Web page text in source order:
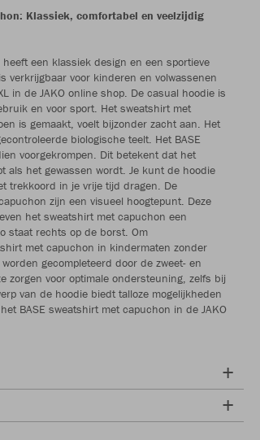
Klassiek, comfortabel en veelzijdig
een klassiek design en een sportieve
verkrijgbaar voor kinderen en volwassenen
in de JAKO online shop. De casual hoodie is
en voor sport. Het sweatshirt met
is gemaakt, voelt bijzonder zacht aan. Het
biologische teelt. Het BASE
voorgekrompen. Dit betekent dat het
als het gewassen wordt. Je kunt de hoodie
trekkoord in je vrije tijd dragen. De
zijn een visueel hoogtepunt. Deze
het sweatshirt met capuchon een
staat rechts op de borst. Om
met capuchon in kindermaten zonder
gecompleteerd door de zweet- en
zorgen voor optimale ondersteuning, zelfs bij
van de hoodie biedt talloze mogelijkheden
BASE sweatshirt met capuchon in de JAKO